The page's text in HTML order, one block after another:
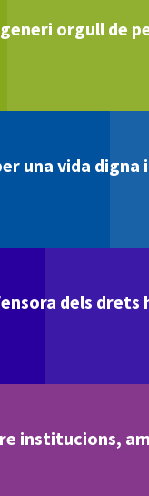
orgull de
una vida digna
dels drets
institucions,